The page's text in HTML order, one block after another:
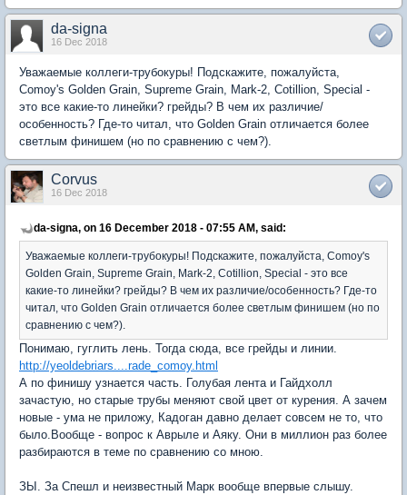
da-signa
16 Dec 2018
Уважаемые коллеги-трубокуры! Подскажите, пожалуйста,
Comoy's Golden Grain, Supreme Grain, Mark-2, Cotillion, Special -
это все какие-то линейки? грейды? В чем их различие/
особенность? Где-то читал, что Golden Grain отличается более
светлым финишем (но по сравнению с чем?).
Corvus
16 Dec 2018
da-signa, on 16 December 2018 - 07:55 AM, said:
Уважаемые коллеги-трубокуры! Подскажите, пожалуйста, Comoy's
Golden Grain, Supreme Grain, Mark-2, Cotillion, Special - это все
какие-то линейки? грейды? В чем их различие/особенность? Где-то
читал, что Golden Grain отличается более светлым финишем (но по
сравнению с чем?).
Понимаю, гуглить лень. Тогда сюда, все грейды и линии.
http://yeoldebriars....rade_comoy.html
А по финишу узнается часть. Голубая лента и Гайдхолл
зачастую, но старые трубы меняют свой цвет от курения. А зачем
новые - ума не приложу, Кадоган давно делает совсем не то, что
было.Вообще - вопрос к Аврыле и Аяку. Они в миллион раз более
разбираются в теме по сравнению со мною.
ЗЫ. За Спешл и неизвестный Марк вообще впервые слышу.